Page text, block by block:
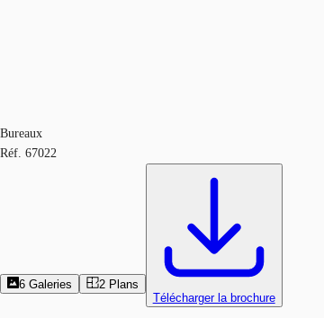
Bureaux
Réf. 67022
6 Galeries 2 Plans
Télécharger la brochure